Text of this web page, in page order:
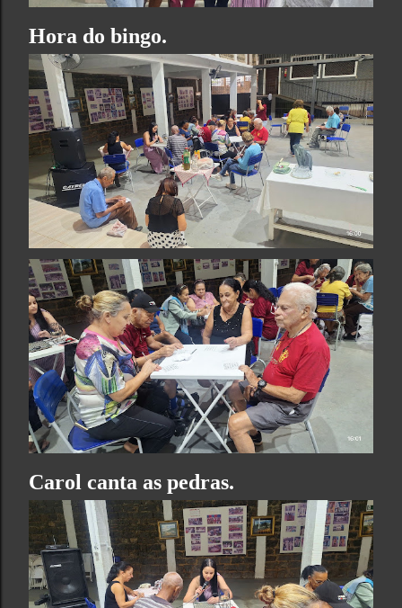
Hora do bingo.
Carol canta as pedras.